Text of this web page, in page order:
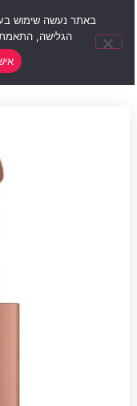
הגלישה, התאמת